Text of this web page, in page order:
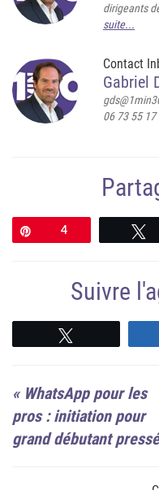
dirigeants
suite...
Contact
Gabriel
06 73 55 17
Épingle
4
Suivre
« WhatsApp pour les
pros : initiation pour
grand débutant pressé